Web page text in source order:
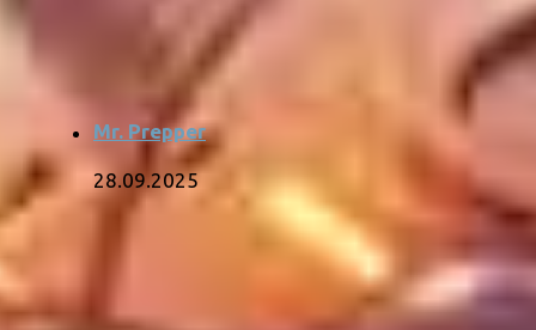
Mr. Prepper
28.09.2025